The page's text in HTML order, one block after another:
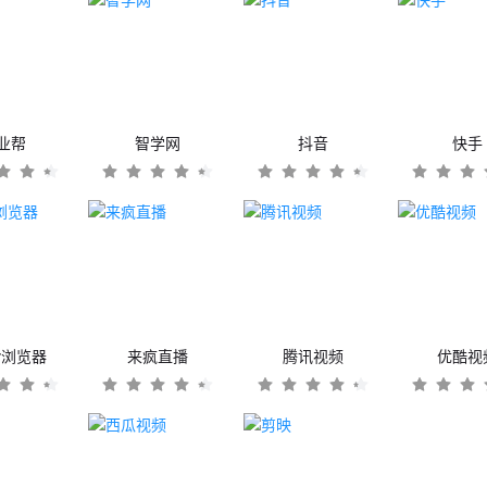
帮 智学网 抖音 快手
览器 来疯直播 腾讯视频 优酷视